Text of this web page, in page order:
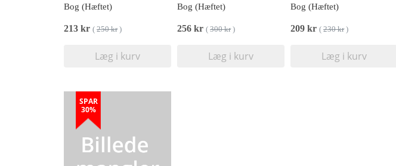
Bog (Hæftet)
213 kr ( 250 kr)
Læg i kurv
Bog (Hæftet)
256 kr ( 300 kr)
Læg i kurv
Bog (Hæftet)
209 kr ( 230 kr)
Læg i kurv
SPAR
30%